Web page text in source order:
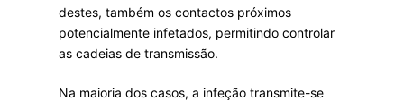
destes, também os contactos próximos
potencialmente infetados, permitindo controlar
as cadeias de transmissão.
Na maioria dos casos, a infeção transmite-se